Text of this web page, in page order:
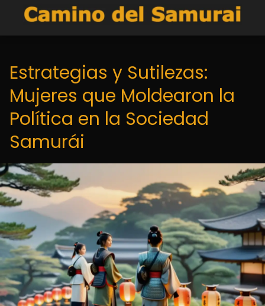
Estrategias y Sutilezas:
Mujeres que Moldearon la
Política en la Sociedad
Samurái